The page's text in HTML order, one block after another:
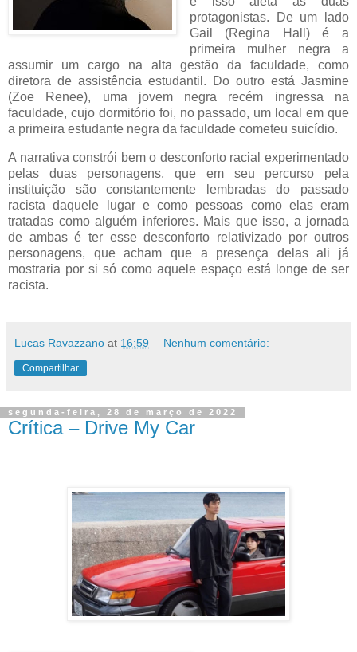
protagonistas. De um lado
Gail (Regina Hall) é a
primeira mulher negra a
assumir um cargo na alta gestão da faculdade, como
diretora de assistência estudantil. Do outro está Jasmine
(Zoe Renee), uma jovem negra recém ingressa na
faculdade, cujo dormitório foi, no passado, um local em que
a primeira estudante negra da faculdade cometeu suicídio.
A narrativa constrói bem o desconforto racial experimentado
pelas duas personagens, que em seu percurso pela
instituição são constantemente lembradas do passado
racista daquele lugar e como pessoas como elas eram
tratadas como alguém inferiores. Mais que isso, a jornada
de ambas é ter esse desconforto relativizado por outros
personagens, que acham que a presença delas ali já
mostraria por si só como aquele espaço está longe de ser
racista.
Lucas Ravazzano at 16:59 Nenhum comentário:
Compartilhar
segunda-feira, 28 de março de 2022
Crítica – Drive My Car